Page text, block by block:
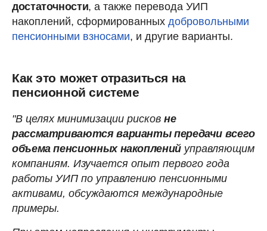
достаточности, а также перевода УИП
накоплений, сформированных добровольными
пенсионными взносами, и другие варианты.
Как это может отразиться на
пенсионной системе
"В целях минимизации рисков не
рассматриваются варианты передачи всего
объема пенсионных накоплений управляющим
компаниям. Изучается опыт первого года
работы УИП по управлению пенсионными
активами, обсуждаются международные
примеры.